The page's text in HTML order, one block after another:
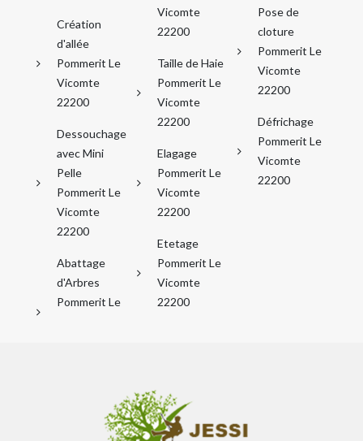
Création
d'allée
Pommerit Le
Vicomte
22200
Dessouchage
avec Mini
Pelle
Pommerit Le
Vicomte
22200
Abattage
d'Arbres
Pommerit Le
Vicomte
22200
Taille de Haie
Pommerit Le
Vicomte
22200
Elagage
Pommerit Le
Vicomte
22200
Etetage
Pommerit Le
Vicomte
22200
Pose de
cloture
Pommerit Le
Vicomte
22200
Défrichage
Pommerit Le
Vicomte
22200